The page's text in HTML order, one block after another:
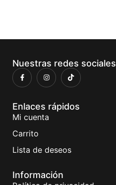
Nuestras redes sociales
Enlaces rápidos
Mi cuenta
Carrito
Lista de deseos
Información